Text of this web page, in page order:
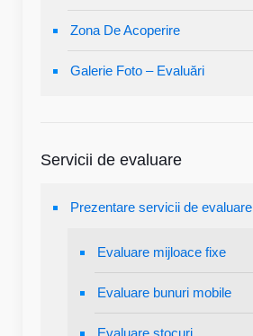
Zona De Acoperire
Galerie Foto – Evaluări
Servicii de evaluare
Prezentare servicii de evaluare
Evaluare mijloace fixe
Evaluare bunuri mobile
Evaluare stocuri